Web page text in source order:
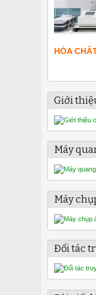
HÓA
Giới
Máy
Máy
Đối tác